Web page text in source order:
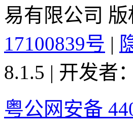
易有限公司 版
17100839号 |
8.1.5 | 开发者
粤公网安备